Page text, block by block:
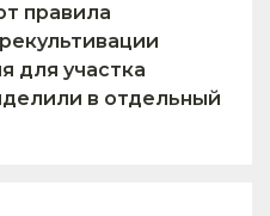
правила
для участка
в отдельный